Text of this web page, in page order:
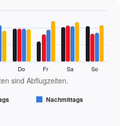
sind Abflugzeiten.
Nachmittags
Do Fr Sa So